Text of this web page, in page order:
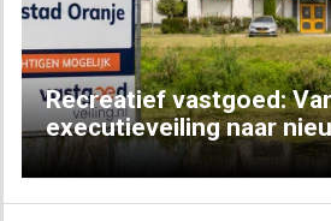
Recreatief vastgoed:
executieveiling naar